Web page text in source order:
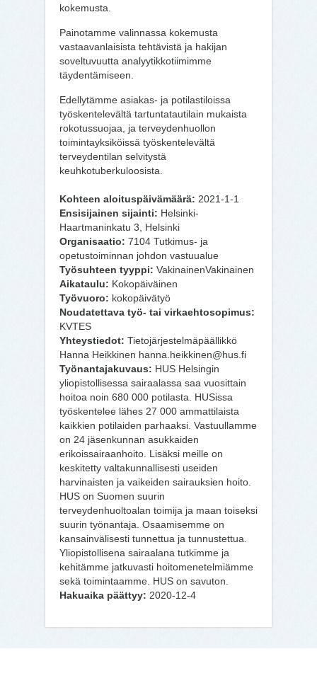
kokemusta.
Painotamme valinnassa kokemusta
vastaavanlaisista tehtävistä ja hakijan
soveltuvuutta analyytikkotiimimme
täydentämiseen.
Edellytämme asiakas- ja potilastiloissa
työskentelevältä tartuntatautilain mukaista
rokotussuojaa, ja terveydenhuollon
toimintayksiköissä työskentelevältä
terveydentilan selvitystä
keuhkotuberkuloosista.
Kohteen aloituspäivämäärä: 2021-1-1
Ensisijainen sijainti: Helsinki-
Haartmaninkatu 3, Helsinki
Organisaatio: 7104 Tutkimus- ja
opetustoiminnan johdon vastuualue
Työsuhteen tyyppi: VakinainenVakinainen
Aikataulu: Kokopäiväinen
Työvuoro: kokopäivätyö
Noudatettava työ- tai virkaehtosopimus:
KVTES
Yhteystiedot: Tietojärjestelmäpäällikkö
Hanna Heikkinen hanna.heikkinen@hus.fi
Työnantajakuvaus: HUS Helsingin
yliopistollisessa sairaalassa saa vuosittain
hoitoa noin 680 000 potilasta. HUSissa
työskentelee lähes 27 000 ammattilaista
kaikkien potilaiden parhaaksi. Vastuullamme
on 24 jäsenkunnan asukkaiden
erikoissairaanhoito. Lisäksi meille on
keskitetty valtakunnallisesti useiden
harvinaisten ja vaikeiden sairauksien hoito.
HUS on Suomen suurin
terveydenhuoltoalan toimija ja maan toiseksi
suurin työnantaja. Osaamisemme on
kansainvälisesti tunnettua ja tunnustettua.
Yliopistollisena sairaalana tutkimme ja
kehitämme jatkuvasti hoitomenetelmiämme
sekä toimintaamme. HUS on savuton.
Hakuaika päättyy: 2020-12-4